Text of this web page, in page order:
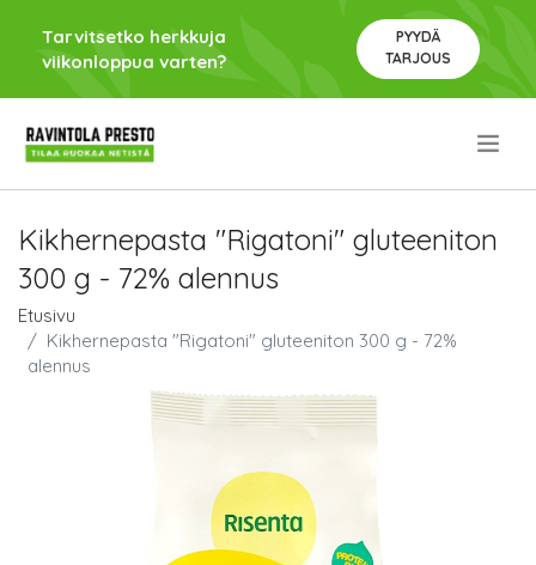
Tarvitsetko herkkuja
viikonloppua varten?
PYYDÄ
TARJOUS
Kikhernepasta "Rigatoni" gluteeniton
300 g - 72% alennus
Etusivu
Kikhernepasta "Rigatoni" gluteeniton 300 g - 72%
alennus